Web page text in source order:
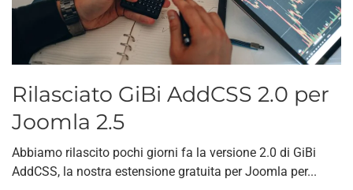
Rilasciato GiBi AddCSS 2.0 per
Joomla 2.5
Abbiamo rilascito pochi giorni fa la versione 2.0 di GiBi
AddCSS, la nostra estensione gratuita per Joomla per...